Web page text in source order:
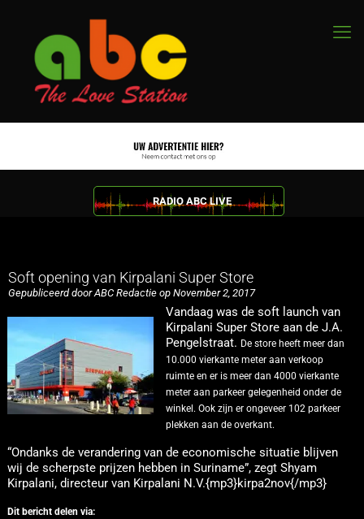
RADIO ABC LIVE
Soft opening van Kirpalani Super Store
Gepubliceerd door ABC Redactie op November 2, 2017
Vandaag was de soft launch van
Kirpalani Super Store aan de J.A.
Pengelstraat. De store heeft meer dan
10.000 vierkante meter aan verkoop
ruimte en er is meer dan 4000 vierkante
meter aan parkeer gelegenheid onder de
winkel.Ook zijn er ongeveer 102 parkeer
plekken aan de overkant.
“Ondanks de verandering van de economische situatie blijven
wij de scherpste prijzen hebben in Suriname”, zegt Shyam
Kirpalani, directeur van Kirpalani N.V.{mp3}kirpa2nov{/mp3}
Dit bericht delen via: